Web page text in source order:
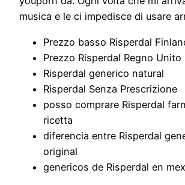
musica e le ci impedisce di usare
Prezzo basso Risperdal
Prezzo Risperdal Regno Unito
Risperdal generico natural
Risperdal Senza Prescrizione
posso comprare Risperdal
ricetta
diferencia entre Risperdal
original
genericos de Risperdal en